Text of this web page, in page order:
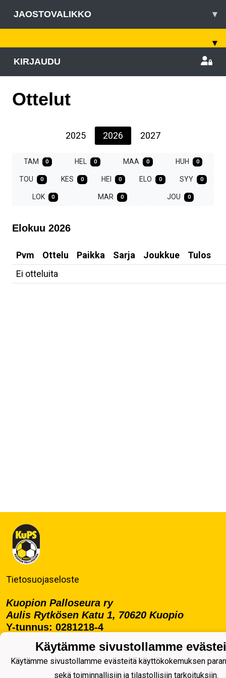
JAOSTOVALIKKO ▾
▾
KIRJAUDU
Ottelut
2025 2026 2027
TAM 0 HEL 0 MAA 0 HUH 0
TOU 0 KES 0 HEI 0 ELO 0 SYY 0
LOK 0 MAR 0 JOU 0
Elokuu 2026
Pvm Ottelu Paikka Sarja Joukkue
Tulos
Ei otteluita
Tietosuojaseloste
Kuopion Palloseura ry
Aulis Rytkösen Katu 1, 70620 Kuopio
Y-tunnus: 0281218-4
KuPS -Elämänmittainen tarina- Banzai
Käytämme sivustollamme
Käytämme sivustollamme evästeitä käyttökokemuksen
sekä toiminnallisiin ja tilastollisiin tarkoituksiin.